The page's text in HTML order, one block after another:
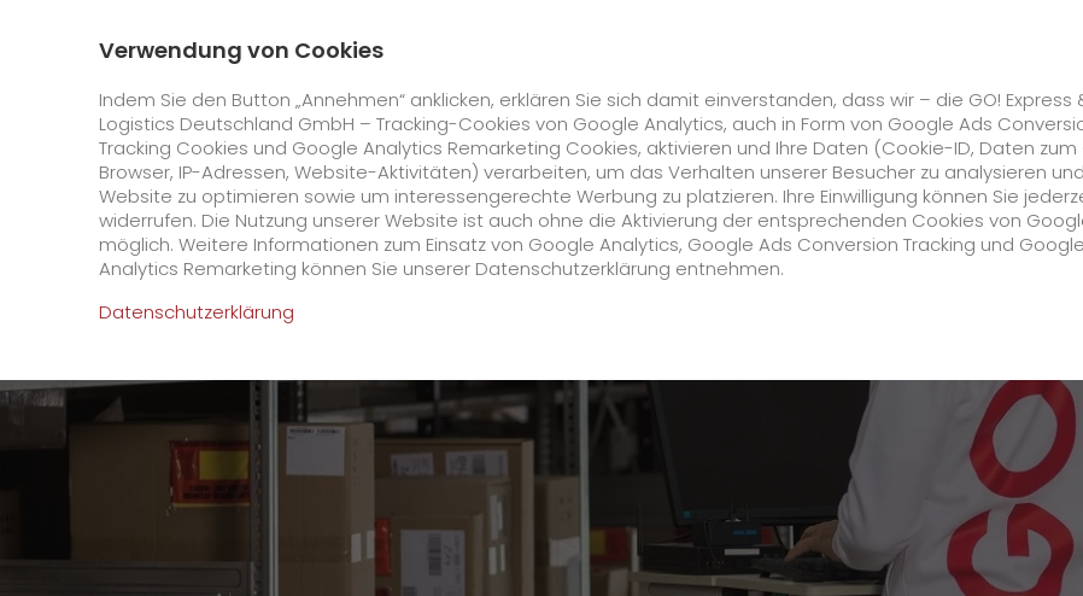
GO! Courier GO! Express GO! Solutions GO! Value Added Services
Online Services
GO! Kundenportal
App
Downloads
Newswall
Wir rocken Ihre Logistik
Versandanfrage
Unternehmen
Qualität
Startseite Karriere Offene Stellen Service Agent Logistiek (administratief medewerker) (m/v/d)
Verwendung von Cookies
Indem Sie den Button „Annehmen“ anklicken, erklären Sie sich damit einverstanden, dass wir – die GO! Express
Logistics Deutschland GmbH – Tracking-Cookies von Google Analytics, auch in Form von Google Ads
Tracking Cookies und Google Analytics Remarketing Cookies, aktivieren und Ihre Daten (Cookie-ID, Daten
Browser, IP-Adressen, Website-Aktivitäten) verarbeiten, um das Verhalten unserer Besucher zu analysieren
Website zu optimieren sowie um interessengerechte Werbung zu platzieren. Ihre Einwilligung können Sie
widerrufen. Die Nutzung unserer Website ist auch ohne die Aktivierung der entsprechenden Cookies von
möglich. Weitere Informationen zum Einsatz von Google Analytics, Google Ads Conversion Tracking und Google
Analytics Remarketing können Sie unserer Datenschutzerklärung entnehmen.
Datenschutzerklärung